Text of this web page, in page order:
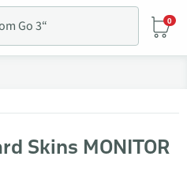
0
Skins MONITOR